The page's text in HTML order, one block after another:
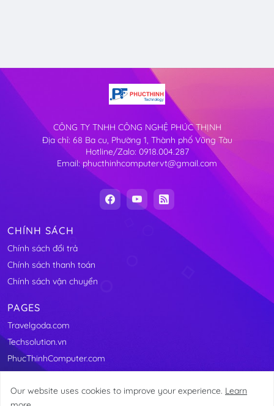
CÔNG TY TNHH CÔNG NGHỆ PHÚC THỊNH
Địa chỉ: 68 Ba cu, Phường 1, Thành phố Vũng Tàu
Hotline/Zalo: 0918.004.287
Email: phucthinhcomputervt@gmail.com
CHÍNH SÁCH
Chính sách đổi trả
Chính sách thanh toán
Chính sách vận chuyển
PAGES
Travelgoda.com
Techsolution.vn
PhucThinhComputer.com
Our website uses cookies to improve your experience. Learn